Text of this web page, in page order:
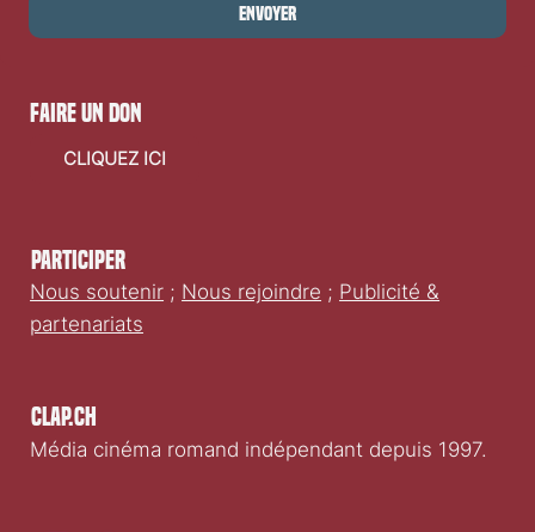
Envoyer
Clap.ch
Média cinéma romand indépendant depuis 1997.
Participer
Nous soutenir ; Nous rejoindre ; Publicité &
partenariats
faire un don
CLIQUEZ ICI